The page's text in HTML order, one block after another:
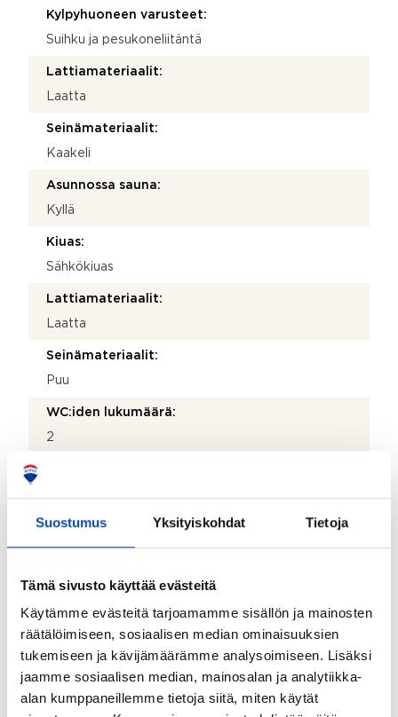
Suostumus Yksityiskohdat Tietoja
Tämä sivusto käyttää evästeitä
Käytämme evästeitä tarjoamamme sisällön ja mainosten
räätälöimiseen, sosiaalisen median ominaisuuksien
tukemiseen ja kävijämäärämme analysoimiseen. Lisäksi
jaamme sosiaalisen median, mainosalan ja analytiikka-
alan kumppaneillemme tietoja siitä, miten käytät
Kylpyhuoneen varusteet:
Suihku ja pesukoneliitäntä
Lattiamateriaalit:
Laatta
Seinämateriaalit:
Kaakeli
Asunnossa sauna:
Kyllä
Kiuas:
Sähkökiuas
Lattiamateriaalit:
Laatta
Seinämateriaalit:
Puu
WC:iden lukumäärä:
2
Seinämateriaalit:
Kaakeli ja maali
Varustus:
WC-istuin, bidee-suihku, pesuallas ja peili
Lattiamateriaalit:
Laminaatti
Seinämateriaalit: